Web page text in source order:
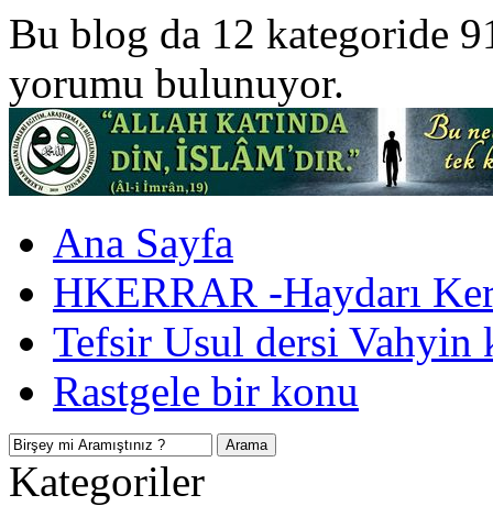
Bu blog da 12 kategoride
yorumu bulunuyor.
Ana Sayfa
HKERRAR -Haydarı
Tefsir Usul dersi Vahyin
Rastgele bir konu
Kategoriler